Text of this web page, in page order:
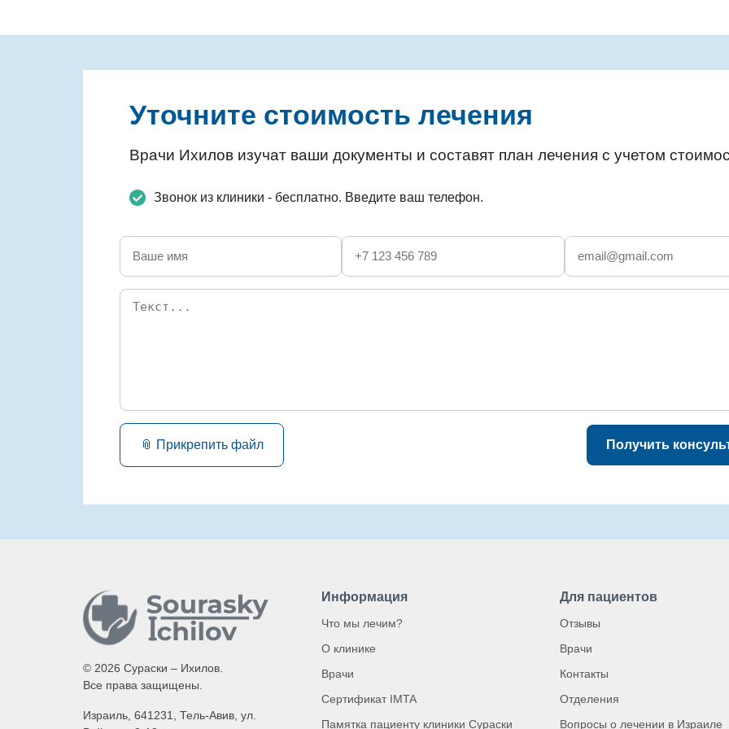
Уточните стоимость лечения
Врачи Ихилов изучат ваши документы и составят план лечения с учетом
Звонок из клиники - бесплатно. Введите ваш телефон.
📎 Прикрепить файл Получить
© 2026 Сураски – Ихилов.
Все права защищены.
Израиль, 641231, Тель-Авив, ул.
Информация
Что мы лечим?
О клинике
Врачи
Сертификат IMTA
Памятка пациенту клиники Сураски
Для пациентов
Отзывы
Врачи
Контакты
Отделения
Вопросы о лечении в Израиле